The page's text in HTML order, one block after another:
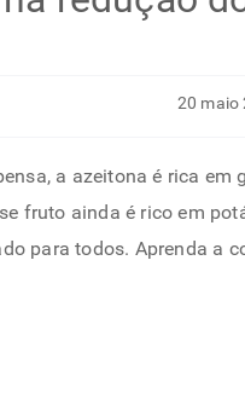
20 maio
a azeitona é rica
fruto ainda é rico em
para todos. Aprenda a